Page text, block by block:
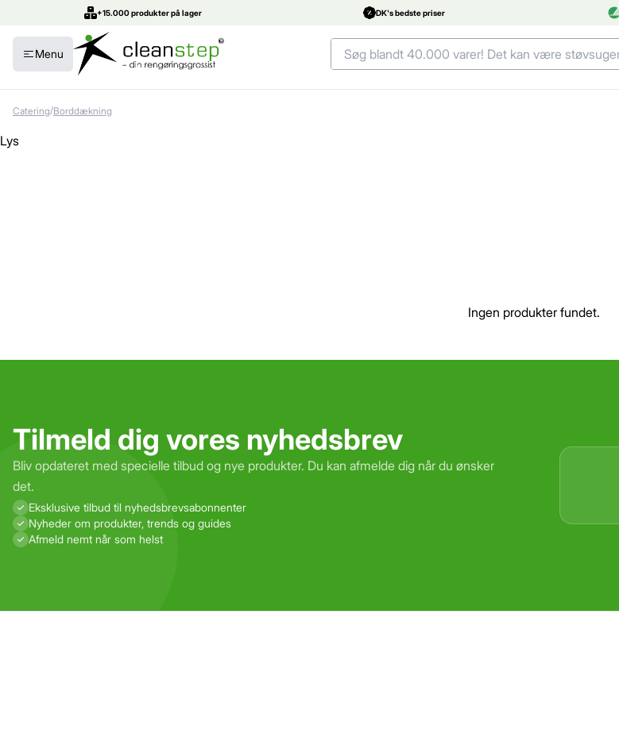
+15.000 produkter på lager DK's bedste priser
Menu
Catering/Borddækning
Lys
Ingen produkter fundet.
Tilmeld dig vores nyhedsbrev
Bliv opdateret med specielle tilbud og nye produkter. Du kan afmelde dig når du ønsker
det.
Eksklusive tilbud til nyhedsbrevs­abonnenter
Nyheder om produkter, trends og guides
Afmeld nemt når som helst